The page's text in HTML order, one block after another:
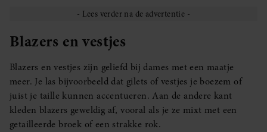
Blazers en vestjes
Blazers en vestjes zijn geliefd bij dames met een maatje
meer. Je las bijvoorbeeld dat gilets of vestjes je boezem of
juist je taille kunnen accentueren. Aan de andere kant
kleden blazers geweldig af, vooral als je ze mixt met een
getailleerde broek of een strakke rok.